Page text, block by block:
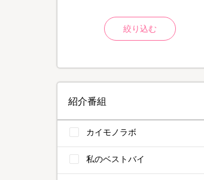
絞り込む
紹介番組
カイモノラボ
私のベストバイ